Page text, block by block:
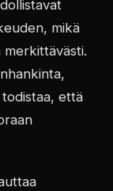
mikä
että